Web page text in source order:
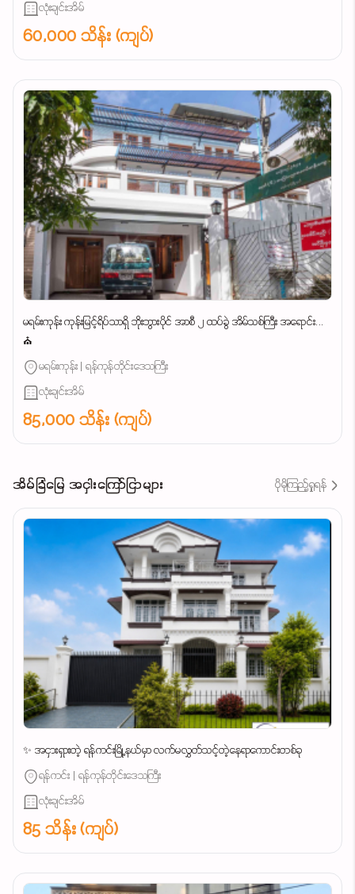
လုံးချင်းအိမ်
60,000 သိန်း (ကျပ်)
မရမ်းကုန်း ကုန်းမြင့်ရိပ်သာရှိ ဘိုးဘွားပိုင် အာစီ ၂ ထပ်ခွဲ အိမ်သစ်ကြီး အရောင်း...
⛪
မရမ်းကုန်း | ရန်ကုန်တိုင်းဒေသကြီး
လုံးချင်းအိမ်
85,000 သိန်း (ကျပ်)
အိမ်ခြံမြေ အငှါးကြော်ငြာများ ပိုမိုကြည့်ရှုရန်
✨ အငှားရှားတဲ့ ရန်ကင်းမြို့နယ်မှာ လက်မလွှတ်သင့်တဲ့နေရာကောင်းတစ်ခု
ရန်ကင်း | ရန်ကုန်တိုင်းဒေသကြီး
လုံးချင်းအိမ်
85 သိန်း (ကျပ်)